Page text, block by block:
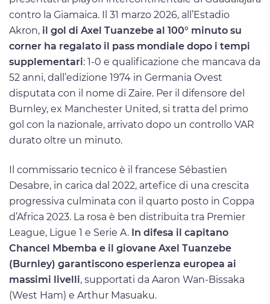
contro la Giamaica. Il 31 marzo 2026, all’Estadio
Akron, il gol di Axel Tuanzebe al 100° minuto su
corner ha regalato il pass mondiale dopo i tempi
supplementari: 1-0 e qualificazione che mancava da
52 anni, dall’edizione 1974 in Germania Ovest
disputata con il nome di Zaire. Per il difensore del
Burnley, ex Manchester United, si tratta del primo
gol con la nazionale, arrivato dopo un controllo VAR
durato oltre un minuto.
Il commissario tecnico è il francese Sébastien
Desabre, in carica dal 2022, artefice di una crescita
progressiva culminata con il quarto posto in Coppa
d’Africa 2023. La rosa è ben distribuita tra Premier
League, Ligue 1 e Serie A. In difesa il capitano
Chancel Mbemba e il giovane Axel Tuanzebe
(Burnley) garantiscono esperienza europea ai
massimi livelli, supportati da Aaron Wan-Bissaka
(West Ham) e Arthur Masuaku.